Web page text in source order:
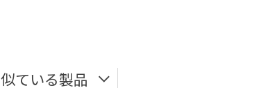
似ている製品